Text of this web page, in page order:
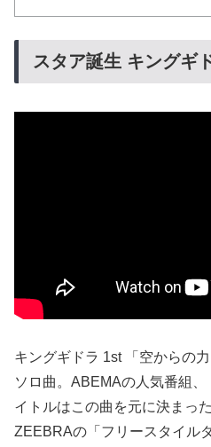
スタア誕生 キングギ
キングギドラ 1st 「空からの
ソロ曲。ABEMAの人気番組
イトルはこの曲を元に決まっ
ZEEBRAの「フリースタイル